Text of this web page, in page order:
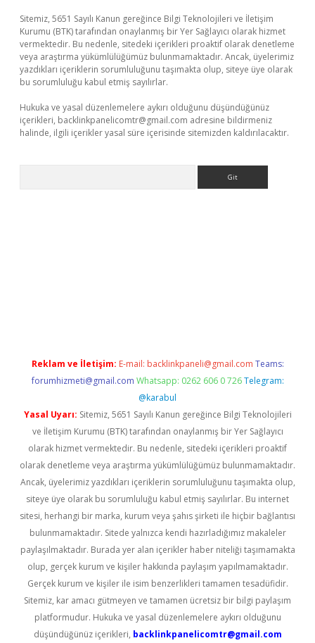
Sitemiz, 5651 Sayılı Kanun gereğince Bilgi Teknolojileri ve İletişim
Kurumu (BTK) tarafından onaylanmış bir Yer Sağlayıcı olarak hizmet
vermektedir. Bu nedenle, sitedeki içerikleri proaktif olarak denetleme
veya araştırma yükümlülüğümüz bulunmamaktadır. Ancak, üyelerimiz
yazdıkları içeriklerin sorumluluğunu taşımakta olup, siteye üye olarak
bu sorumluluğu kabul etmiş sayılırlar.
Hukuka ve yasal düzenlemelere aykırı olduğunu düşündüğünüz
içerikleri, backlinkpanelicomtr@gmail.com adresine bildirmeniz
halinde, ilgili içerikler yasal süre içerisinde sitemizden kaldırılacaktır.
Reklam ve İletişim: E-mail: backlinkpaneli@gmail.com Teams:
forumhizmeti@gmail.com Whatsapp: 0262 606 0 726 Telegram:
@karabul
Yasal Uyarı: Sitemiz, 5651 Sayılı Kanun gereğince Bilgi Teknolojileri
ve İletişim Kurumu (BTK) tarafından onaylanmış bir Yer Sağlayıcı
olarak hizmet vermektedir. Bu nedenle, sitedeki içerikleri proaktif
olarak denetleme veya araştırma yükümlülüğümüz bulunmamaktadır.
Ancak, üyelerimiz yazdıkları içeriklerin sorumluluğunu taşımakta olup,
siteye üye olarak bu sorumluluğu kabul etmiş sayılırlar. Bu internet
sitesi, herhangi bir marka, kurum veya şahıs şirketi ile hiçbir bağlantısı
bulunmamaktadır. Sitede yalnızca kendi hazırladığımız makaleler
paylaşılmaktadır. Burada yer alan içerikler haber niteliği taşımamakta
olup, gerçek kurum ve kişiler hakkında paylaşım yapılmamaktadır.
Gerçek kurum ve kişiler ile isim benzerlikleri tamamen tesadüfidir.
Sitemiz, kar amacı gütmeyen ve tamamen ücretsiz bir bilgi paylaşım
platformudur. Hukuka ve yasal düzenlemelere aykırı olduğunu
düşündüğünüz içerikleri, backlinkpanelicomtr@gmail.com